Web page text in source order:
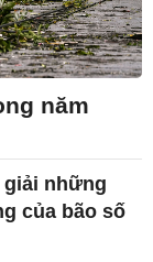
năm
giải những
của bão số